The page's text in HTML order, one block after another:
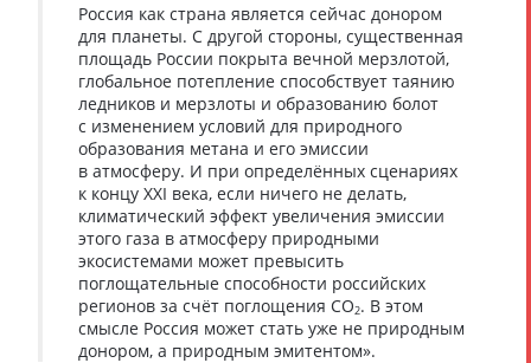
Россия как страна является сейчас донором
для планеты. С другой стороны, существенная
площадь России покрыта вечной мерзлотой,
глобальное потепление способствует таянию
ледников и мерзлоты и образованию болот
с изменением условий для природного
образования метана и его эмиссии
в атмосферу. И при определённых сценариях
к концу XXI века, если ничего не делать,
климатический эффект увеличения эмиссии
этого газа в атмосферу природными
экосистемами может превысить
поглощательные способности российских
регионов за счёт поглощения CO2. В этом
смысле Россия может стать уже не природным
донором, а природным эмитентом».